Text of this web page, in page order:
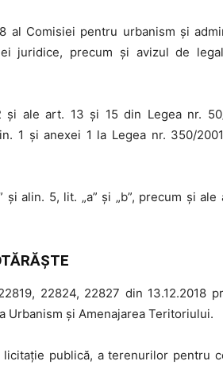
al Comisiei pentru urbanism şi
juridice, precum şi avizul de
ale art. 13 şi 15 din Legea nr. 50/
1 şi anexei 1 la Legea nr. 350/
alin. 5, lit. „a” şi „b”, precum şi
22824, 22827 din 13.12.2018
şi Amenajarea Teritoriului.
publică, a terenurilor pentru